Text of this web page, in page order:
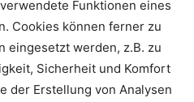
Funktionen eines
Cookies können ferner zu
eingesetzt werden, z.B. zu
Sicherheit und Komfort
der Erstellung von Analysen